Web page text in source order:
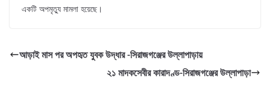
একটি অপমৃত্যু মামলা হয়েছে।
আড়াই মাস পর অপহৃত যুবক উদ্ধার -সিরাজগঞ্জের উল্লাপাড়ায়
২১ মাদকসেবীর কারাদণ্ড-সিরাজগঞ্জের উল্লাপাড়া